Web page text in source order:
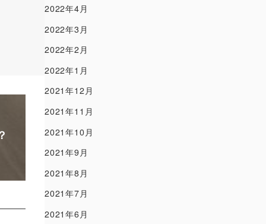
2022年4月
2022年3月
2022年2月
2022年1月
2021年12月
2021年11月
2021年10月
2021年9月
2021年8月
2021年7月
2021年6月